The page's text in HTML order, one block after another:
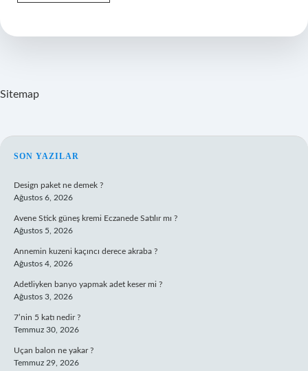
Sebep
Nelerdir
Sitemap
SIDEBAR
SON YAZILAR
Design paket ne demek ?
Ağustos 6, 2026
Avene Stick güneş kremi Eczanede Satılır mı ?
Ağustos 5, 2026
Annemin kuzeni kaçıncı derece akraba ?
Ağustos 4, 2026
Adetliyken banyo yapmak adet keser mi ?
Ağustos 3, 2026
7’nin 5 katı nedir ?
Temmuz 30, 2026
Uçan balon ne yakar ?
Temmuz 29, 2026